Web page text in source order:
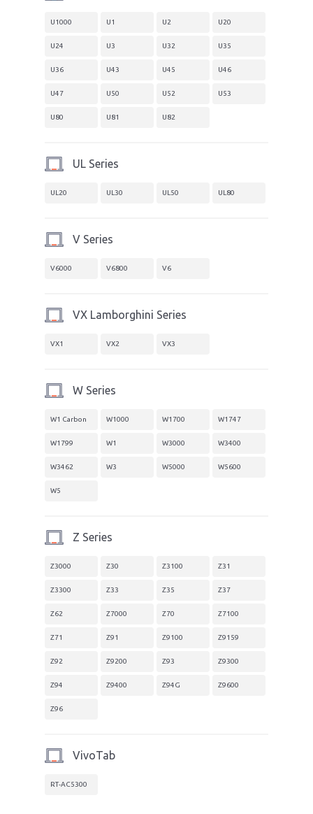
U1000 U1 U2 U20
U24 U3 U32 U35
U36 U43 U45 U46
U47 U50 U52 U53
U80 U81 U82
UL Series
UL20 UL30 UL50 UL80
V Series
V6000 V6800 V6
VX Lamborghini Series
VX1 VX2 VX3
W Series
W1 Carbon W1000 W1700 W1747
W1799 W1 W3000 W3400
W3462 W3 W5000 W5600
W5
Z Series
Z3000 Z30 Z3100 Z31
Z3300 Z33 Z35 Z37
Z62 Z7000 Z70 Z7100
Z71 Z91 Z9100 Z9159
Z92 Z9200 Z93 Z9300
Z94 Z9400 Z94G Z9600
Z96
VivoTab
RT-AC5300